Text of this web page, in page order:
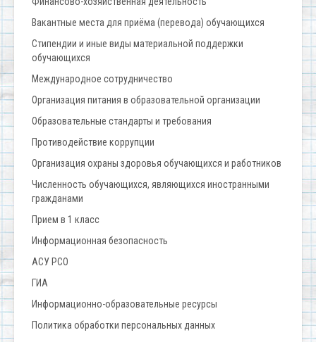
Вакантные места для приёма (перевода) обучающихся
Стипендии и иные виды материальной поддержки
обучающихся
Международное сотрудничество
Организация питания в образовательной организации
Образовательные стандарты и требования
Противодействие коррупции
Организация охраны здоровья обучающихся и работников
Численность обучающихся, являющихся иностранными
гражданами
Прием в 1 класс
Информационная безопасность
АСУ РСО
ГИА
Информационно-образовательные ресурсы
Политика обработки персональных данных